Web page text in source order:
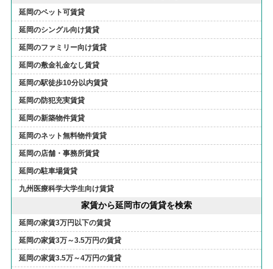
延岡のペット可賃貸
延岡のシングル向け賃貸
延岡のファミリー向け賃貸
延岡の敷金礼金なし賃貸
延岡の駅徒歩10分以内賃貸
延岡の防犯充実賃貸
延岡の新築物件賃貸
延岡のネット無料物件賃貸
延岡の店舗・事務所賃貸
延岡の駐車場賃貸
九州医療科学大学生向け賃貸
家賃から延岡市の賃貸を検索
延岡の家賃3万円以下の賃貸
延岡の家賃3万～3.5万円の賃貸
延岡の家賃3.5万～4万円の賃貸